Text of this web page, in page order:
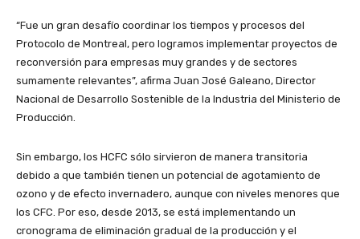
“Fue un gran desafío coordinar los tiempos y procesos del
Protocolo de Montreal, pero logramos implementar proyectos de
reconversión para empresas muy grandes y de sectores
sumamente relevantes”, afirma Juan José Galeano, Director
Nacional de Desarrollo Sostenible de la Industria del Ministerio de
Producción.
Sin embargo, los HCFC sólo sirvieron de manera transitoria
debido a que también tienen un potencial de agotamiento de
ozono y de efecto invernadero, aunque con niveles menores que
los CFC. Por eso, desde 2013, se está implementando un
cronograma de eliminación gradual de la producción y el